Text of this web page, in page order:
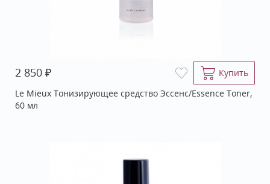
2 850 ₽
Купить
Le Mieux Тонизирующее средство Эссенс/Essence Toner,
60 мл